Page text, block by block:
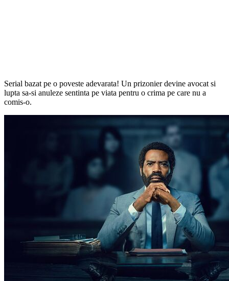
Serial bazat pe o poveste adevarata! Un prizonier devine avocat si
lupta sa-si anuleze sentinta pe viata pentru o crima pe care nu a
comis-o.